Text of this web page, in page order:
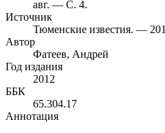
авг. — С. 4.
Источник
Тюменские известия. —
Автор
Фатеев, Андрей
Год издания
2012
ББК
65.304.17
Аннотация